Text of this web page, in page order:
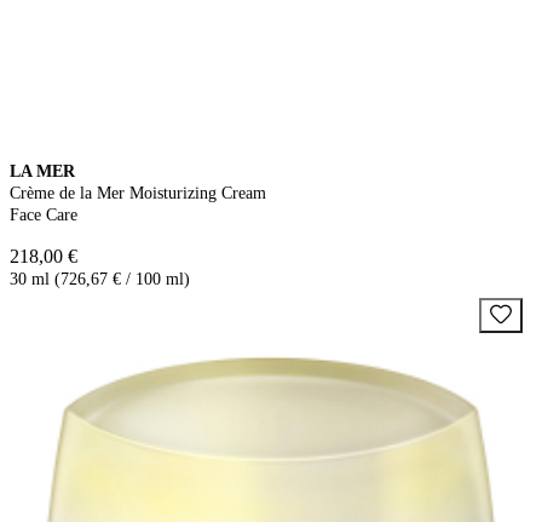
LA MER
Crème de la Mer Moisturizing Cream
Face Care
218,00 €
30 ml (726,67 € / 100 ml)